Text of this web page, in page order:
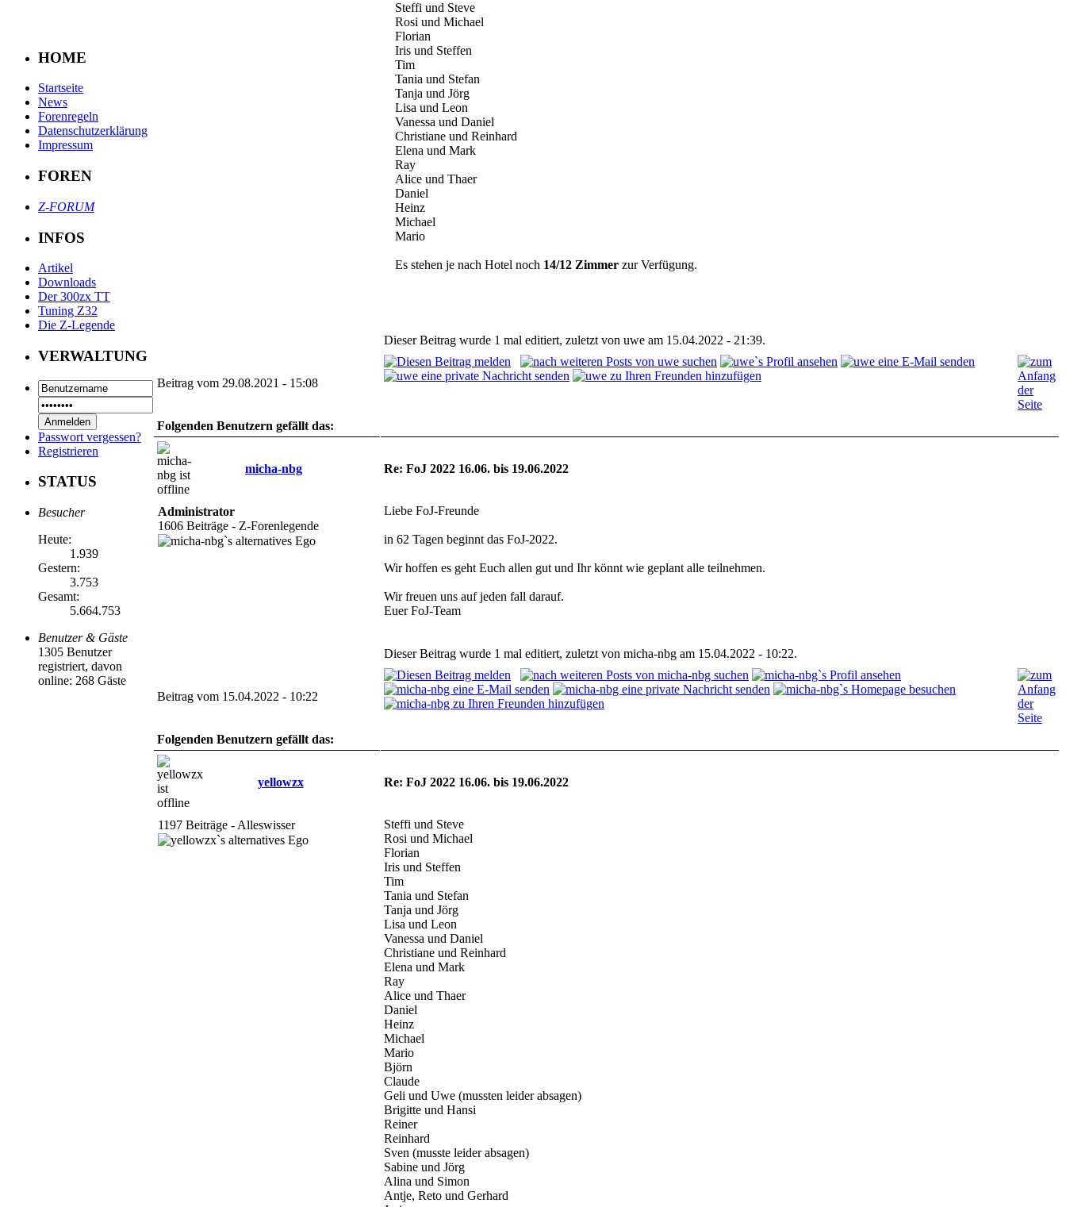
HOME
Startseite
News
Forenregeln
Datenschutzerklärung
Impressum
FOREN
Z-FORUM
INFOS
Artikel
Downloads
Der 300zx TT
Tuning Z32
Die Z-Legende
VERWALTUNG
Passwort vergessen?
Registrieren
STATUS
Besucher
Heute:
1.939
Gestern:
3.753
Gesamt:
5.664.753
Benutzer & Gäste
1305 Benutzer
registriert, davon
online: 268 Gäste
Steffi und Steve
Rosi und Michael
Florian
Iris und Steffen
Tim
Tania und Stefan
Tanja und Jörg
Lisa und Leon
Vanessa und Daniel
Christiane und Reinhard
Elena und Mark
Ray
Alice und Thaer
Daniel
Heinz
Michael
Mario
Es stehen je nach Hotel noch 14/12 Zimmerzur Verfügung.
Dieser Beitrag wurde 1 mal editiert, zuletzt von uwe am 15.04.2022 - 21:39.
Beitrag vom 29.08.2021 - 15:08
Folgenden Benutzern gefällt das:
micha-nbg Re: FoJ 2022 16.06. bis 19.06.2022
Administrator
1606 Beiträge - Z-Forenlegende
Liebe FoJ-Freunde
in 62 Tagen beginnt das FoJ-2022.
Wir hoffen es geht Euch allen gut und Ihr könnt wie geplant alle teilnehmen.
Wir freuen uns auf jeden fall darauf.
Euer FoJ-Team
Dieser Beitrag wurde 1 mal editiert, zuletzt von micha-nbg am 15.04.2022 - 10:22.
Beitrag vom 15.04.2022 - 10:22
Folgenden Benutzern gefällt das:
yellowzx Re: FoJ 2022 16.06. bis 19.06.2022
1197 Beiträge - Alleswisser
Steffi und Steve
Rosi und Michael
Florian
Iris und Steffen
Tim
Tania und Stefan
Tanja und Jörg
Lisa und Leon
Vanessa und Daniel
Christiane und Reinhard
Elena und Mark
Ray
Alice und Thaer
Daniel
Heinz
Michael
Mario
Björn
Claude
Geli und Uwe (mussten leider absagen)
Brigitte und Hansi
Reiner
Reinhard
Sven (musste leider absagen)
Sabine und Jörg
Alina und Simon
Antje, Reto und Gerhard